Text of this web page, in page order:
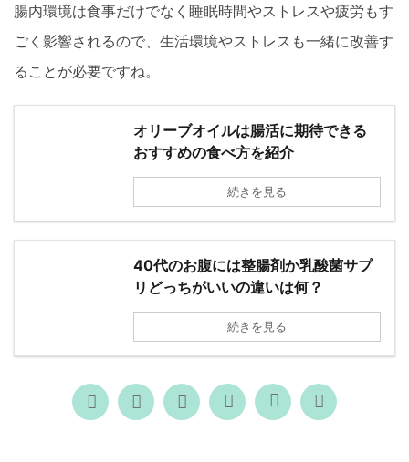
腸内環境は食事だけでなく睡眠時間やストレスや疲労もす
ごく影響されるので、生活環境やストレスも一緒に改善す
ることが必要ですね。
オリーブオイルは腸活に期待できる
おすすめの食べ方を紹介
続きを見る
40代のお腹には整腸剤か乳酸菌サプ
リどっちがいいの違いは何？
続きを見る